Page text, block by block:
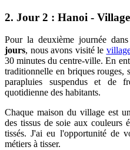
2. Jour 2 : Hanoi -
Pour la deuxième journée
jours, nous avons visité le
30 minutes du centre-ville. En
traditionnelle en briques rouges,
parapluies suspendus et de
quotidienne des habitants.
Chaque maison du village est
des tissus de soie aux couleurs
tissés. J'ai eu l'opportunité de
métiers à tisser.